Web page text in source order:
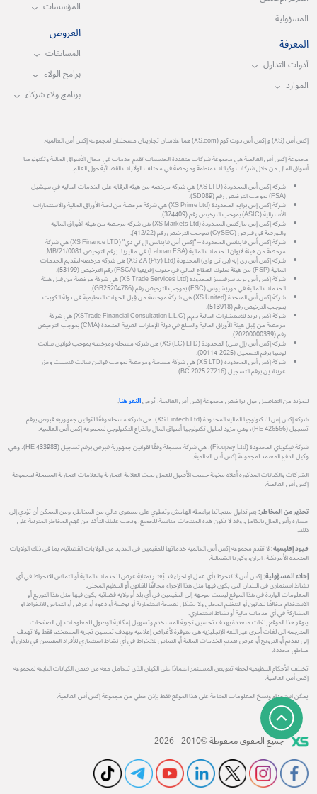
المسؤولية
المعرفة
أدوات التداول
الموارد
المؤسسات
العروض
المسابقات
برامج الولاء
برنامج ولاء شركاء
إكس أس (XS) و إكس أس دوت كوم (XS.com) هما علامتان تجاريتان مسجلتان لمجموعة إكس أس العالمية.
مجموعة إكس أس العالمية هي مجموعة شركات متعددة الجنسيات تقدم خدمات في مجال الأسواق المالية وتكنولوجيا
أسواق المال من خلال شركات وكيانات منظمة ومرخصة في مختلف الولايات القضائية حول العالم.
شركة إكس أس المحدودة (XS LTD) هي شركة مرخصة من هيئة الرقابة على الخدمات المالية في سيشيل
(FSA) بموجب الترخيص رقم (SD089).
شركة إكس إس برايم المحدودة (XS Prime Ltd) هي شركة مرخصة من لجنة الأوراق المالية والاستثمارات
الأسترالية (ASIC) بموجب الترخيص رقم (374409).
شركة إكس إس ماركتس المحدودة (XS Markets Ltd) هي شركة مرخصة من هيئة الأوراق المالية
والبورصة في قبرص (CySEC) بموجب الترخيص رقم (412/22).
شركة إكس أس فاينانس المحدودة – "إكس أس فاينانس ال تي دي" (XS Finance LTD) هي شركة
مرخصة من هيئة لابوان للخدمات المالية (Labuan FSA) في ماليزيا، برقم الترخيص MB/21/0081.
شركة إكس أس زي إيه (بي تي واي) المحدودة (XS ZA (Pty) Ltd) هي شركة مرخصة لتقديم الخدمات
المالية (FSP) من هيئة سلوك القطاع المالي في جنوب إفريقيا (FSCA) رقم الترخيص (53199).
شركة إكس أس تريد سرفيسز المحدودة (XS Trade Services Ltd) هي شركة مرخصة من قِبل هيئة
الخدمات المالية في موريشيوس (FSC) بموجب الترخيص رقم (GB25204786).
شركة إكس أس المتحدة (XS United) هي شركة مرخصة من قِبل الجهات التنظيمية في دولة الكويت
بموجب الترخيص رقم (513918).
شركة اكس تريد للاستشارات المالية ذ.م.م (XSTrade Financial Consultation L.L.C) هي شركة
مرخصة من قِبل هيئة الأوراق المالية والسلع في دولة الإمارات العربية المتحدة (CMA) بموجب الترخيص
رقم (20200000339).
شركة إكس أس (إل سي) المحدودة (XS (LC) LTD) هي شركة مسجلة ومرخصة بموجب قوانين سانت
لوسيا برقم التسجيل (2025-00114).
شركة إكس أس المحدودة (XS LTD) هي شركة مسجلة ومرخصة بموجب قوانين سانت فنسنت وجزر
غرينادين برقم التسجيل (27216 BC 2025).
للمزيد من التفاصيل حول تراخيص مجموعة إكس أس العالمية، يُرجىالنقر هنا.
شركة إكس إس للتكنولوجيا المالية المحدودة (XS Fintech Ltd)، هي شركة مسجلة وفقًا لقوانين جمهورية قبرص برقم
تسجيل (HE 426566)، وهي مزود لحلول تكنولوجيا أسواق المال والذراع التكنولوجي لمجموعة إكس أس العالمية.
شركة فيكوباي المحدودة (Ficupay Ltd)، هي شركة مسجلة وفقًا لقوانين جمهورية قبرص برقم تسجيل (HE 433983)، وهي
وكيل الدفع المعتمد لمجموعة إكس أس العالمية.
الشركات والكيانات المذكورة أعلاه مخولة حسب الأصول للعمل تحت العلامة التجارية والعلامات التجارية المسجلة لمجموعة
إكس أس العالمية.
تحذير من المخاطر:يتم تداول منتجاتنا بواسطة الهامش وتنطوي على مستوى عالي من المخاطر، ومن الممكن أن تؤدي إلى
خسارة رأس المال بالكامل. وقد لا تكون هذه المنتجات مناسبة للجميع، ويجب عليك التأكد من فهم المخاطر المترتبة على
ذلك.
قيود إقليمية:لا تقدم مجموعة إكس أس العالمية خدماتها للمقيمين في العديد من الولايات القضائية، بما في ذلك الولايات
المتحدة الأمريكية، ايران، وكوريا الشمالية.
إخلاء المسؤولية:إكس أس لا تنخرط بأي عمل او اجراء قد يُعتبر بمثابة عرض للخدمات المالية أو التماس للانخراط في أي
نشاط استثماري في البلدان التي يكون فيها مثل هذا الإجراء مخالفًا للقانون أو التنظيم المحلي.
المعلومات الواردة في هذا الموقع ليست موجهة إلى المقيمين في أي بلد أو ولاية قضائية يكون فيها مثل هذا التوزيع أو
الاستخدام مخالفًا للقانون أو التنظيم المحلي ولا تشكل نصيحة استثمارية أو توصية أو دعوة أو عرض أو التماس للانخراط او
المشاركة في أي خدمات مالية أو نشاط استثماري.
يتوفر هذا الموقع بلغات متعددة بهدف تحسين تجربة المستخدم وتسهيل إمكانية الوصول للمعلومات. إن الصفحات
المترجمة الي لغات أخرى غير اللغة الإنجليزية هي متوفرة لأغراض إعلامية وبهدف تحسين تجربة المستخدم فقط ولا تهدف
إلى تقديم أو الترويج أو عرض تقديم الخدمات المالية أو التماس للانخراط في أي نشاط استثماري للأفراد المقيمين في بلدان أو
مناطق محددة.
تختلف الأحكام التنظيمية لخطة تعويض المستثمر اعتمادًا على الكيان الذي تتعامل معه من ضمن الكيانات التابعة لمجموعة
إكس أس العالمية.
يمكن استخدام ونسخ المعلومات المتاحة على هذا الموقع فقط بإذن خطي من مجموعة إكس أس العالمية.
جميع الحقوق محفوظة ©2010 - 2026